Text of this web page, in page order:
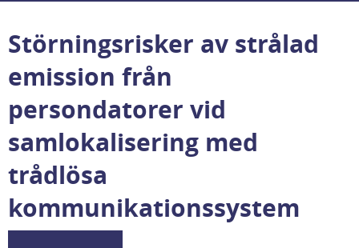
Störningsrisker av strålad
emission från
persondatorer vid
samlokalisering med
trådlösa
kommunikationssystem